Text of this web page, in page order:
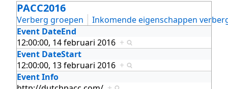
PACC2016
Verberg groepen
Inkomende eigenschappen
Event DateEnd
12:00:00, 14 februari 2016 +
Event DateStart
12:00:00, 13 februari 2016 +
Event Info